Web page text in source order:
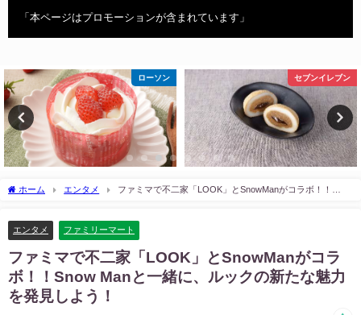
「本ページはプロモーションが含まれています」
ローソン セブンイレブン
ホーム エンタメ
ファミマで不二家「LOOK」とSnowManがコラボ！！
エンタメ ファミリーマート
ファミマで不二家「LOOK」とSnowManがコラ
ボ！！Snow Manと一緒に、ルックの新たな魅力
を発見しよう！